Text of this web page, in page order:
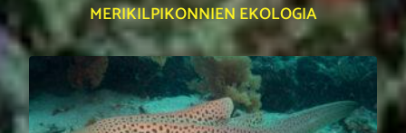
MERIKILPIKONNIEN EKOLOGIA